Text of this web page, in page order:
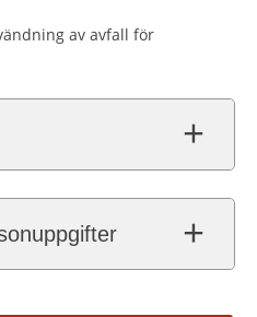
av avfall för